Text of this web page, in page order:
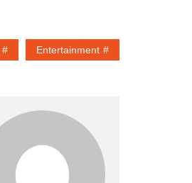
Entertainment